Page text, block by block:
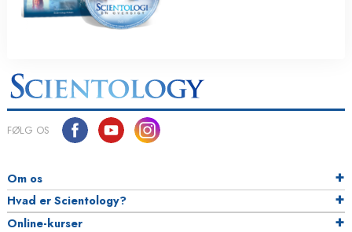
FØLG OS
Om os
Hvad er Scientology?
Online-kurser